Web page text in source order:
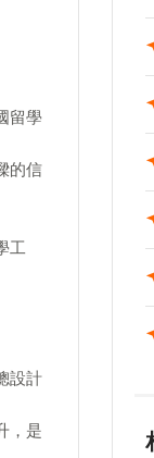
留學
的信
工
設計
，是